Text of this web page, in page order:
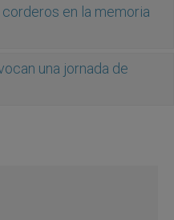
en la memoria
una jornada de